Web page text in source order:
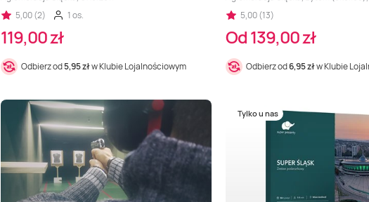
5,00 (2)
1 os.
119,00 zł
Odbierz od5,95 złw Klubie Lojalnościowym
5,00 (13)
Od 139,00 zł
Odbierz od6,95 złw Klubie
Tylko u nas